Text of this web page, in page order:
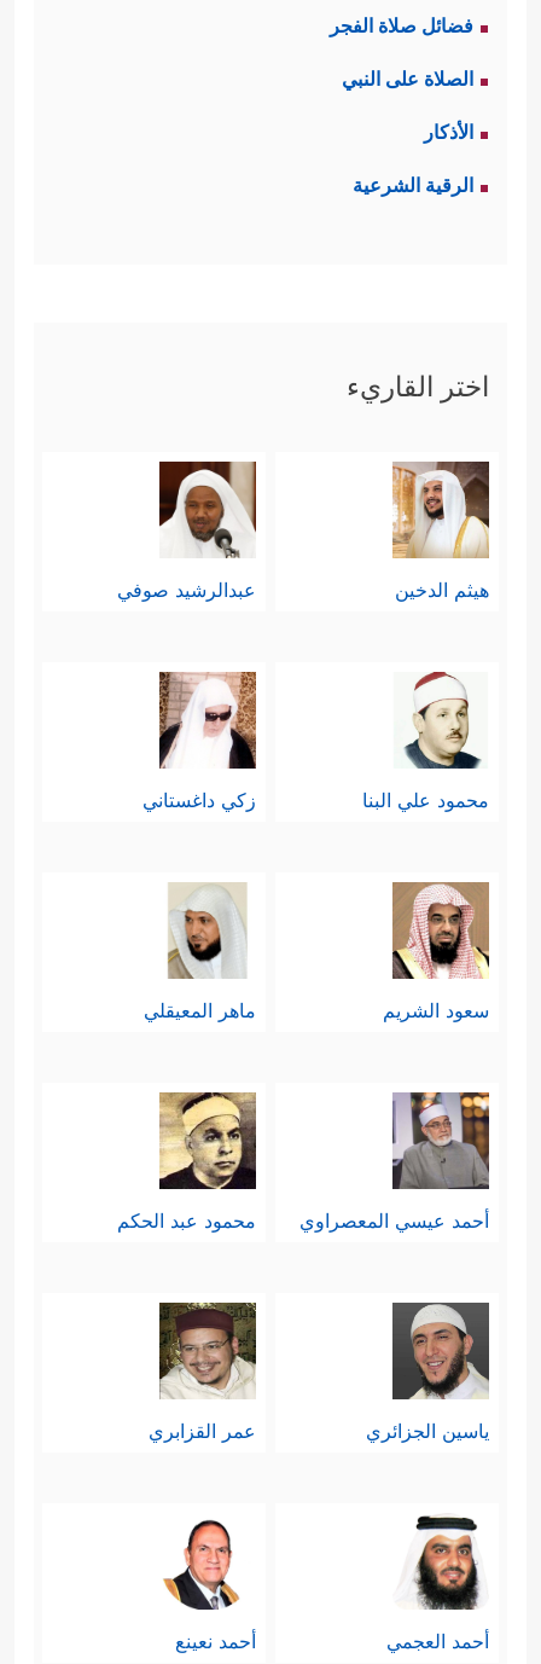
فضائل صلاة الفجر
الصلاة على النبي
الأذكار
الرقية الشرعية
اختر القاريء
هيثم الدخين عبدالرشيد صوفي
محمود علي البنا زكي داغستاني
سعود الشريم ماهر المعيقلي
أحمد عيسي المعصراوي محمود عبد الحكم
ياسين الجزائري عمر القزابري
أحمد العجمي أحمد نعينع